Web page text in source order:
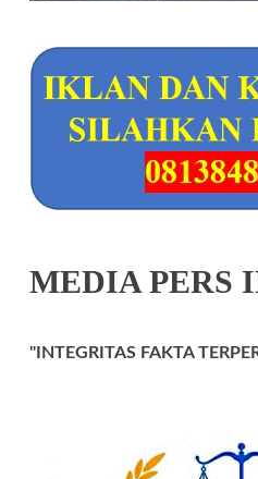
MEDIA PERS
"INTEGRITAS FAKTA